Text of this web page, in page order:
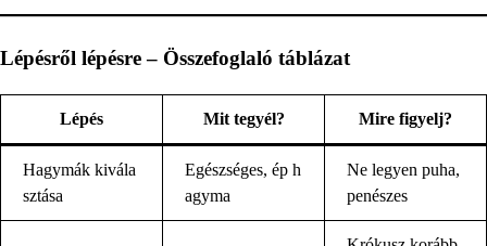
Lépésről lépésre – Összefoglaló táblázat
Lépés Mit tegyél? Mire figyelj?
Hagymák kivála
sztása
Egészséges, ép h
agyma
Ne legyen puha,
penészes